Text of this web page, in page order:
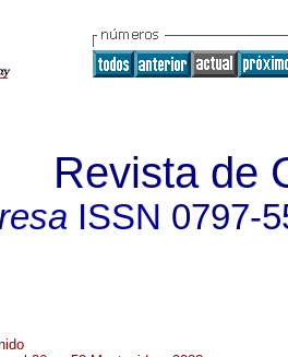
Revista de
ISSN 0797-